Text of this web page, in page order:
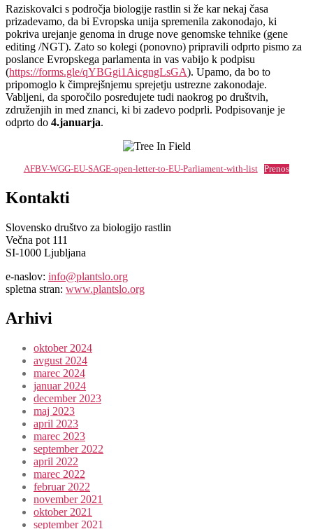
Raziskovalci s področja biologije rastlin si že kar nekaj časa
prizadevamo, da bi Evropska unija spremenila zakonodajo, ki
pokriva urejanje genoma in druge nove genomske tehnike (gene
editing /NGT). Zato so kolegi (ponovno) pripravili odprto pismo za
poslance Evropskega parlamenta in vas vabijo k podpisu
(https://forms.gle/qYBGgi1AicgngLsGA). Upamo, da bo to
pripomoglo k čimprejšnjemu sprejetju ustrezne zakonodaje.
Vabljeni, da sporočilo posredujete tudi naokrog po društvih,
združenjih in med znanci, ki bi zadevo podprli. Podpisovanje je
odprto do 4.januarja.
AFBV-WGG-EU-SAGE-open-letter-to-EU-Parliament-with-list Prenos
Kontakti
Slovensko društvo za biologijo rastlin
Večna pot 111
SI-1000 Ljubljana
e-naslov: info@plantslo.org
spletna stran: www.plantslo.org
Arhivi
oktober 2024
avgust 2024
marec 2024
januar 2024
december 2023
maj 2023
april 2023
marec 2023
september 2022
april 2022
marec 2022
februar 2022
november 2021
oktober 2021
september 2021